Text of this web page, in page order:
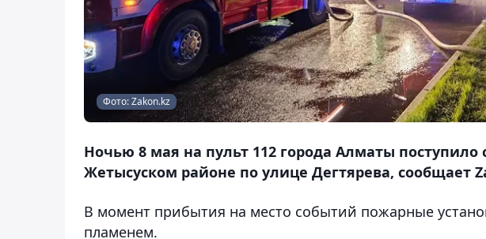
Фото: Zakon.kz
Ночью 8 мая на пульт 112 города Алматы
Жетысуском районе по улице Дегтярева, сообщает
В момент прибытия на место событий пожарные
пламенем.